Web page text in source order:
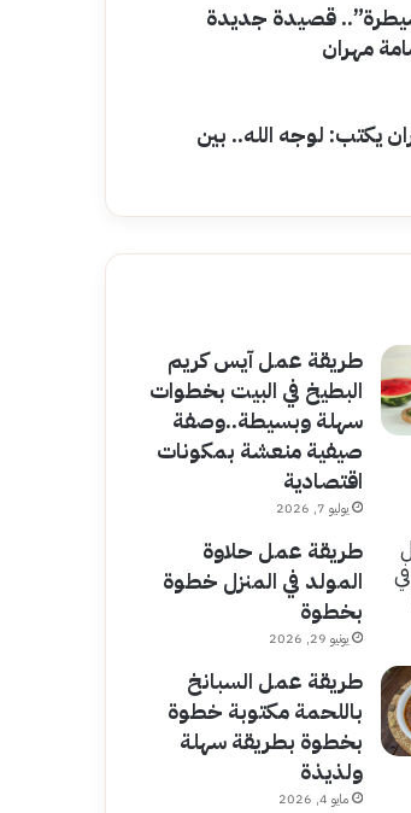
قصيدة جديدة
مهران
يكتب: لوجه الله.. بين
طريقة عمل آيس كريم
البطيخ في البيت بخطوات
سهلة وبسيطة..وصفة
صيفية منعشة بمكونات
اقتصادية
يوليو 7, 2026
طريقة عمل حلاوة
المولد في المنزل خطوة
بخطوة
يونيو 29, 2026
طريقة عمل السبانخ
باللحمة مكتوبة خطوة
بخطوة بطريقة سهلة
ولذيذة
مايو 4, 2026